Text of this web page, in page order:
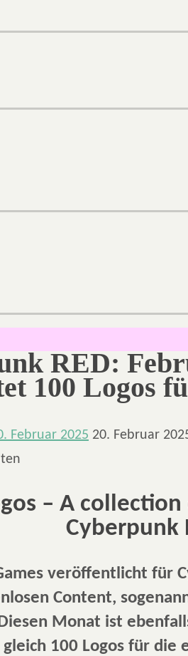
RED:
100 Logos
Februar 2025 20. Februar
– A
Cyberpunk
veröffentlicht für
Content,
Monat ist
100 Logos für die